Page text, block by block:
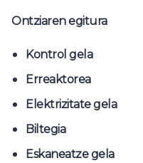
Ontziaren egitura
Kontrol gela
Erreaktorea
Elektrizitate gela
Biltegia
Eskaneatze gela